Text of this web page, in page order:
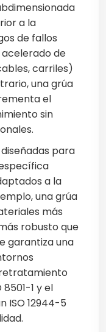
a la
de fallos
de
carriles)
una grúa
el
sin
diseñadas para
a la
una grúa
más
robusto que
garantiza una
1 y el
ISO 12944-5